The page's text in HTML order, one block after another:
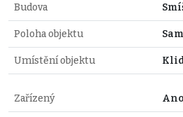
Budova
Poloha objektu
Umístění objektu
Zařízený Ano